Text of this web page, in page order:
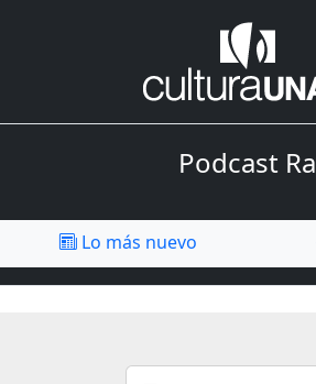
Podcast
Lo más nuevo